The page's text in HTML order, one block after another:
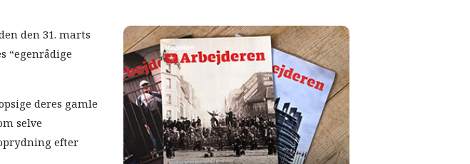
den 31. marts
“egenrådige
deres gamle
selve
efter